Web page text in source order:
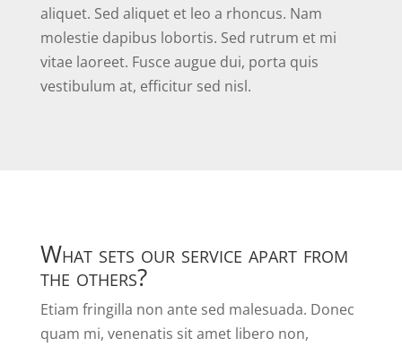
aliquet. Sed aliquet et leo a rhoncus. Nam
molestie dapibus lobortis. Sed rutrum et mi
vitae laoreet. Fusce augue dui, porta quis
vestibulum at, efficitur sed nisl.
What sets our service apart from
the others?
Etiam fringilla non ante sed malesuada. Donec
quam mi, venenatis sit amet libero non,